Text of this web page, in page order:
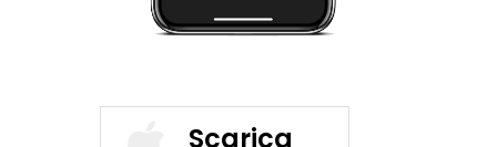
Scarica